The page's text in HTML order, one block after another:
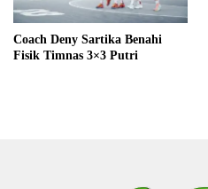
Coach Deny Sartika Benahi
Fisik Timnas 3×3 Putri